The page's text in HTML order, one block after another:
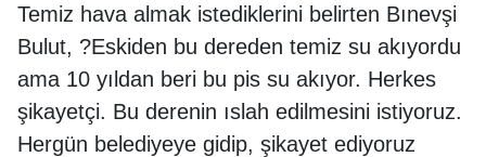
Temiz hava almak istediklerini belirten Bınevşi
Bulut, ?Eskiden bu dereden temiz su akıyordu
ama 10 yıldan beri bu pis su akıyor. Herkes
şikayetçi. Bu derenin ıslah edilmesini istiyoruz.
Hergün belediyeye gidip, şikayet ediyoruz